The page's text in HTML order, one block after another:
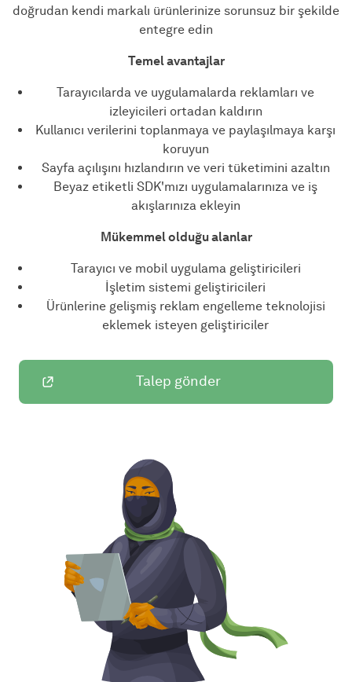
doğrudan kendi markalı ürünlerinize sorunsuz bir şekilde
entegre edin
Temel avantajlar
Tarayıcılarda ve uygulamalarda reklamları ve
izleyicileri ortadan kaldırın
Kullanıcı verilerini toplanmaya ve paylaşılmaya karşı
koruyun
Sayfa açılışını hızlandırın ve veri tüketimini azaltın
Beyaz etiketli SDK'mızı uygulamalarınıza ve iş
akışlarınıza ekleyin
Mükemmel olduğu alanlar
Tarayıcı ve mobil uygulama geliştiricileri
İşletim sistemi geliştiricileri
Ürünlerine gelişmiş reklam engelleme teknolojisi
eklemek isteyen geliştiriciler
Talep gönder